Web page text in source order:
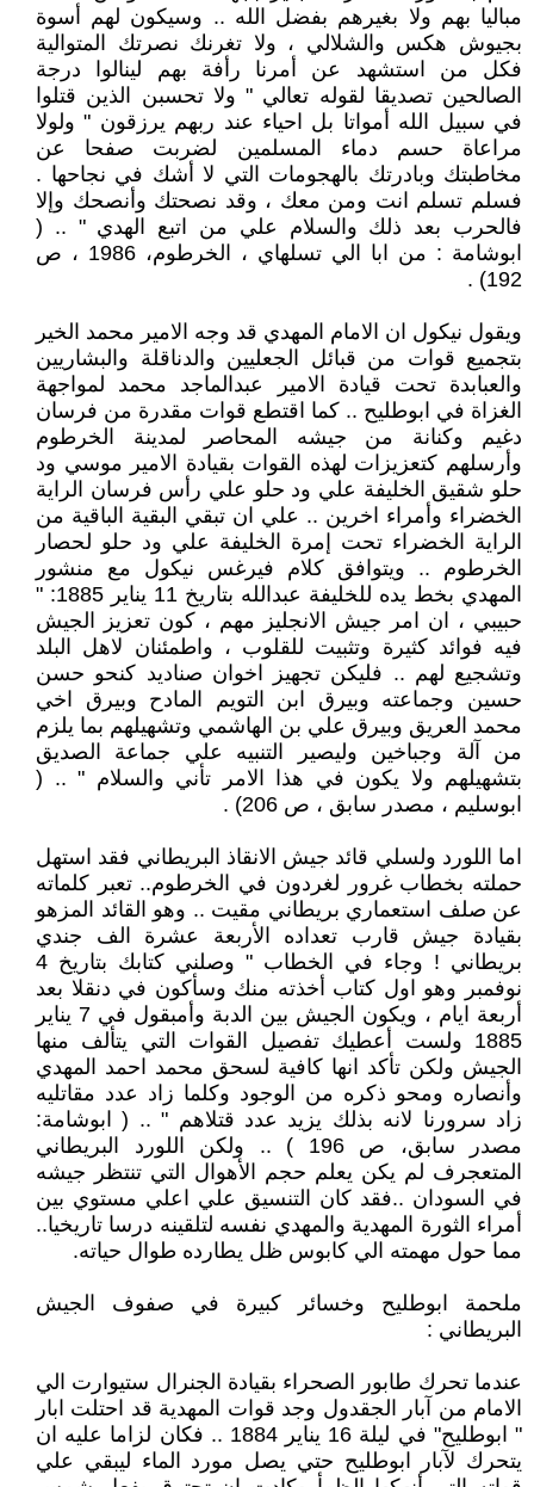
مباليا بهم ولا بغيرهم بفضل الله .. وسيكون لهم أسوة
بجيوش هكس والشلالي ، ولا تغرنك نصرتك المتوالية
فكل من استشهد عن أمرنا رأفة بهم لينالوا درجة
الصالحين تصديقا لقوله تعالي " ولا تحسبن الذين قتلوا
في سبيل الله أمواتا بل احياء عند ربهم يرزقون " ولولا
مراعاة حسم دماء المسلمين لضربت صفحا عن
مخاطبتك وبادرتك بالهجومات التي لا أشك في نجاحها .
فسلم تسلم انت ومن معك ، وقد نصحتك وأنصحك وإلا
فالحرب بعد ذلك والسلام علي من اتبع الهدي " .. (
ابوشامة : من ابا الي تسلهاي ، الخرطوم، 1986 ، ص
192) .
ويقول نيكول ان الامام المهدي قد وجه الامير محمد الخير
بتجميع قوات من قبائل الجعليين والدناقلة والبشاريين
والعبابدة تحت قيادة الامير عبدالماجد محمد لمواجهة
الغزاة في ابوطليح .. كما اقتطع قوات مقدرة من فرسان
دغيم وكنانة من جيشه المحاصر لمدينة الخرطوم
وأرسلهم كتعزيزات لهذه القوات بقيادة الامير موسي ود
حلو شقيق الخليفة علي ود حلو علي رأس فرسان الراية
الخضراء وأمراء اخرين .. علي ان تبقي البقية الباقية من
الراية الخضراء تحت إمرة الخليفة علي ود حلو لحصار
الخرطوم .. ويتوافق كلام فيرغس نيكول مع منشور
المهدي بخط يده للخليفة عبدالله بتاريخ 11 يناير 1885: "
حبيبي ، ان امر جيش الانجليز مهم ، كون تعزيز الجيش
فيه فوائد كثيرة وتثبيت للقلوب ، واطمئنان لاهل البلد
وتشجيع لهم .. فليكن تجهيز اخوان صناديد كنحو حسن
حسين وجماعته وبيرق ابن التويم المادح وبيرق اخي
محمد العريق وبيرق علي بن الهاشمي وتشهيلهم بما يلزم
من آلة وجباخين وليصير التنبيه علي جماعة الصديق
بتشهيلهم ولا يكون في هذا الامر تأني والسلام " .. (
ابوسليم ، مصدر سابق ، ص 206) .
اما اللورد ولسلي قائد جيش الانقاذ البريطاني فقد استهل
حملته بخطاب غرور لغردون في الخرطوم.. تعبر كلماته
عن صلف استعماري بريطاني مقيت .. وهو القائد المزهو
بقيادة جيش قارب تعداده الأربعة عشرة الف جندي
بريطاني ! وجاء في الخطاب " وصلني كتابك بتاريخ 4
نوفمبر وهو اول كتاب أخذته منك وسأكون في دنقلا بعد
أربعة ايام ، ويكون الجيش بين الدبة وأمبقول في 7 يناير
1885 ولست أعطيك تفصيل القوات التي يتألف منها
الجيش ولكن تأكد انها كافية لسحق محمد احمد المهدي
وأنصاره ومحو ذكره من الوجود وكلما زاد عدد مقاتليه
زاد سرورنا لانه بذلك يزيد عدد قتلاهم " .. ( ابوشامة:
مصدر سابق، ص 196 ) .. ولكن اللورد البريطاني
المتعجرف لم يكن يعلم حجم الأهوال التي تنتظر جيشه
في السودان ..فقد كان التنسيق علي اعلي مستوي بين
أمراء الثورة المهدية والمهدي نفسه لتلقينه درسا تاريخيا..
مما حول مهمته الي كابوس ظل يطارده طوال حياته.
ملحمة ابوطليح وخسائر كبيرة في صفوف الجيش
البريطاني :
عندما تحرك طابور الصحراء بقيادة الجنرال ستيوارت الي
الامام من آبار الجقدول وجد قوات المهدية قد احتلت ابار
" ابوطليح" في ليلة 16 يناير 1884 .. فكان لزاما عليه ان
يتحرك لآبار ابوطليح حتي يصل مورد الماء ليبقي علي